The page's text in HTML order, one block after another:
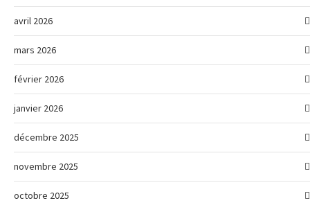
avril 2026
mars 2026
février 2026
janvier 2026
décembre 2025
novembre 2025
octobre 2025